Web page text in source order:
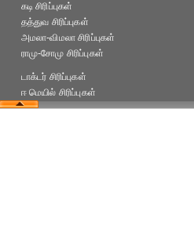
கடி சிரிப்புகள்
தத்துவ சிரிப்புகள்
அமலா-விமலா சிரிப்புகள்
ராமு-சோமு சிரிப்புகள்
டாக்டர் சிரிப்புகள்
ஈ மெயில் சிரிப்புகள்